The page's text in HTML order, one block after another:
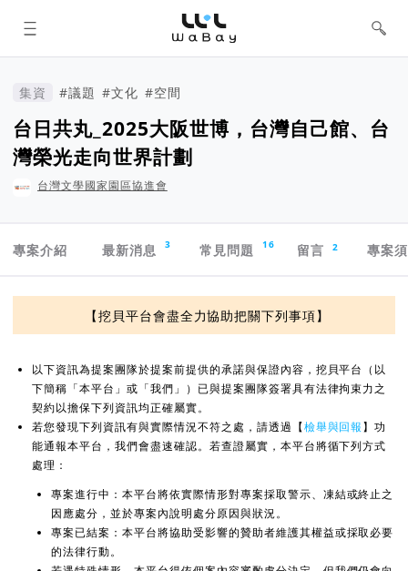
WaBay 挖貝 | 台灣最值得信賴的群眾
集資 / 群眾募資平台
集資 #議題 #文化 #空間
台日共丸_2025大阪世博，台灣自己館、台
灣榮光走向世界計劃
台灣文學國家園區協進會
專案介紹
最新消息 3 常見問題 16 留言 2 專案
資訊揭露與承諾
【挖貝平台會盡全力協助把關下列事項】
以下資訊為提案團隊於提案前提供的承諾與保證內容，挖貝平台（以
下簡稱「本平台」或「我們」）已與提案團隊簽署具有法律拘束力之
契約以擔保下列資訊均正確屬實。
若您發現下列資訊有與實際情況不符之處，請透過【檢舉與回報】功
能通報本平台，我們會盡速確認。若查證屬實，本平台將循下列方式
處理：
專案進行中：本平台將依實際情形對專案採取警示、凍結或終止之
因應處分，並於專案內說明處分原因與狀況。
專案已結案：本平台將協助受影響的贊助者維護其權益或採取必要
的法律行動。